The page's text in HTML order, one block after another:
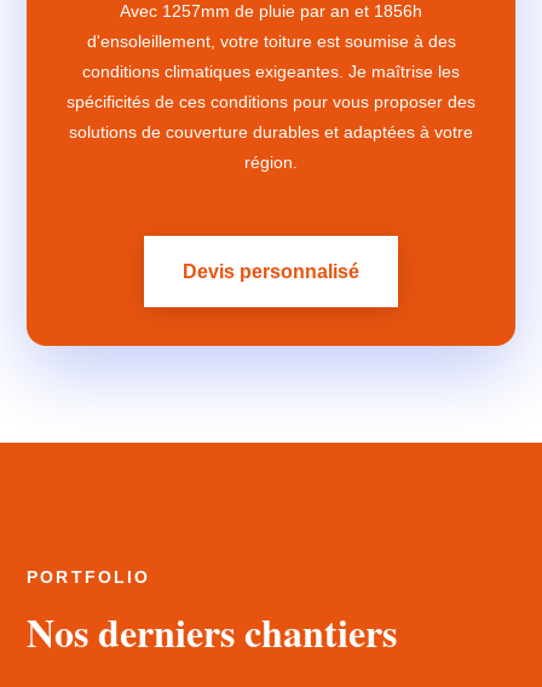
Avec 1257mm de pluie par an et 1856h
d'ensoleillement, votre toiture est soumise à des
conditions climatiques exigeantes. Je maîtrise les
spécificités de ces conditions pour vous proposer des
solutions de couverture durables et adaptées à votre
région.
Devis personnalisé
PORTFOLIO
Nos derniers chantiers